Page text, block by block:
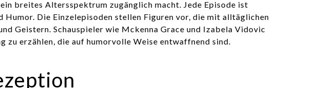
breites Altersspektrum zugänglich macht. Jede Episode ist
Die Einzelepisoden stellen Figuren vor, die mit alltäglichen
Geistern. Schauspieler wie Mckenna Grace und Izabela Vidovic
zu erzählen, die auf humorvolle Weise entwaffnend sind.